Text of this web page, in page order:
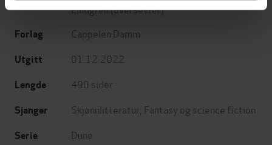
Lindgren(oversetter)
Forlag Cappelen Damm
Utgitt 01.12.2022
Lengde 490 sider
Sjanger Skjønnlitteratur Fantasy og science fiction
Serie Dune